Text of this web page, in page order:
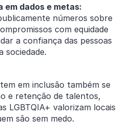
em dados e metas:
números sobre
com equidade
a confiança das pessoas
sociedade.
em inclusão também se
e retenção de talentos,
LGBTQIA+ valorizam locais
são sem medo.